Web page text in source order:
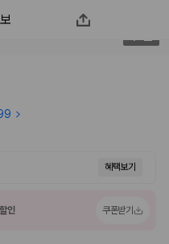
보
가격비교 플랫폼
혜택보기
인 쿠폰받기